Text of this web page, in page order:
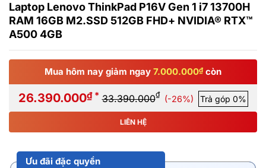
Laptop Lenovo ThinkPad P16V Gen 1 i7 13700H
RAM 16GB M2.SSD 512GB FHD+ NVIDIA® RTX™
A500 4GB
Mua hôm nay giảm ngay 7.000.000₫ còn
26.390.000₫ * 33.390.000₫ (-26%) Trả góp 0%
LIÊN HỆ
Ưu đãi đặc quyền